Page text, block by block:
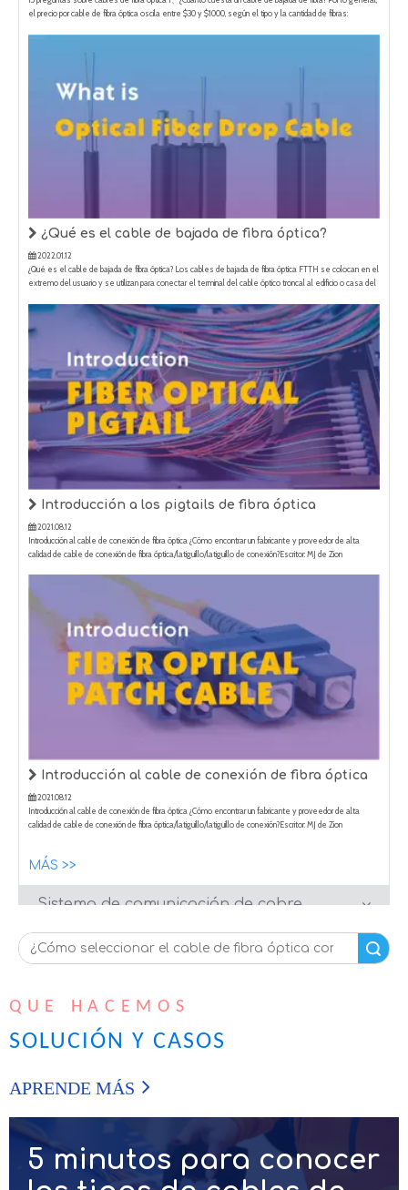
¿Qué es el cable de bajada de fibra óptica? Los cables de bajada de fibra óptica FTTH se colocan en el
extremo del usuario y se utilizan para conectar el terminal del cable óptico troncal al edificio o casa del
usuario.Se caracteriza por su pequeño tamaño, bajo número de fibras y un tramo de apoyo de unos 80
m.Es común para gastos generales
Introducción a los pigtails de fibra óptica
2021.08.12
Introducción al cable de conexión de fibra óptica ¿Cómo encontrar un fabricante y proveedor de alta
calidad de cable de conexión de fibra óptica/latiguillo/latiguillo de conexión?Escritor: MJ de Zion
conexión es un cable de fibra óptica tapado en cada extremo con conector
Introducción al cable de conexión de fibra óptica
Introducción al cable de conexión de fibra óptica ¿Cómo encontrar un fabricante y proveedor de alta
calidad de cable de conexión de fibra óptica/latiguillo/latiguillo de conexión?Escritor: MJ de Zion
conexión es un cable de fibra óptica tapado en cada extremo con conector
MÁS >>
Sistema de comunicación de cobre
Sistema de videovigilancia
Sistema de alarma contra incendios
Telecomunicaciones e Internet
QUE HACEMOS
SOLUCIÓN Y CASOS